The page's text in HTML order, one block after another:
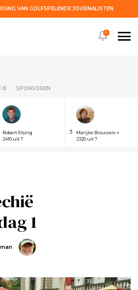
VAN GOLFSPELENDE JOURNALISTEN
B SPONSOREN
Robert Elsing
2410 uit 7
3
Marijke Brouwers ⭐
2320 uit 7
!
1